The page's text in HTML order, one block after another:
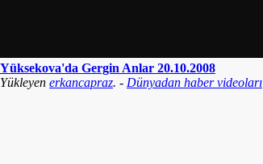
Yüksekova'da Gergin Anlar 20.10.2008
Yükleyen erkancapraz. - Dünyadan haber videoları